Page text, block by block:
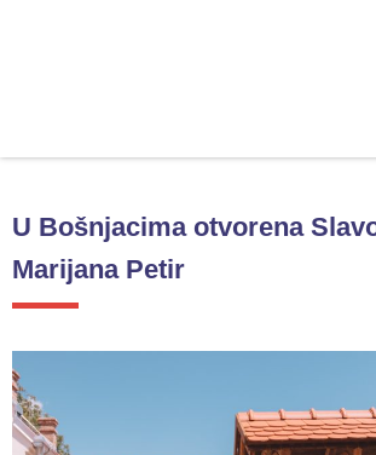
U Bošnjacima otvorena
Marijana Petir